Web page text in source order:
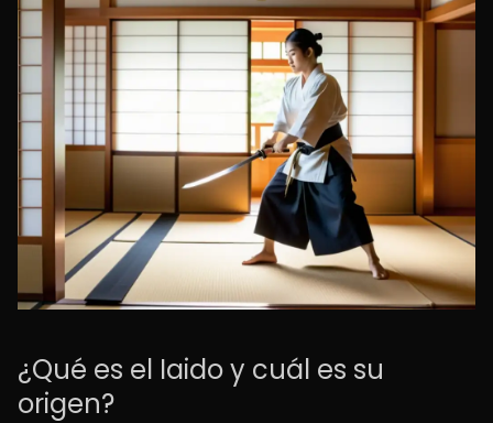
¿Qué es el Iaido y cuál es su
origen?